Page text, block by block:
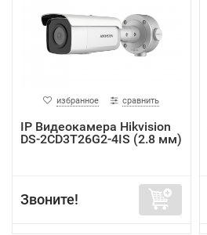
избранное сравнить
IP Видеокамера Hikvision
DS-2CD3T26G2-4IS (2.8 мм)
Звоните!